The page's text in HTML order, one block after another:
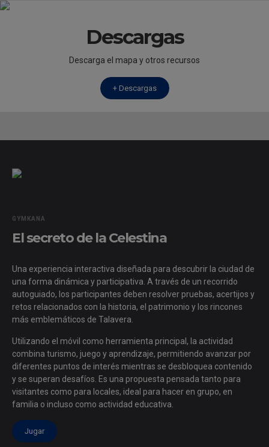
Descargas
Descarga el mapa y otros recursos
+ Descargas
GYMKANA
El secreto de la Celestina
Una experiencia interactiva diseñada para descubrir la ciudad de
una forma dinámica y participativa. A través de un recorrido
autoguiado, los participantes deben resolver pruebas, acertijos y
retos relacionados con la historia, el patrimonio y los rincones
más emblemáticos de Talavera.
Utilizando el móvil como herramienta principal, la actividad
combina turismo, juego y aprendizaje, permitiendo avanzar por
diferentes puntos de interés mientras se desbloquea contenido
y se superan desafíos. Es una propuesta pensada tanto para
visitantes como para locales, ideal para hacer en grupo, en
familia o incluso como actividad educativa.
Jugar